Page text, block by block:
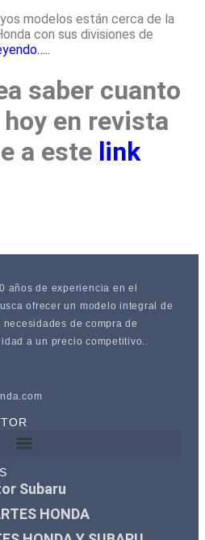
modelos están cerca de la
con sus divisiones de
saber cuanto
en revista
a este link
años de experiencia en el
ofrecer un modelo integral de
de compra de
a un precio competitivo..
Subaru
HONDA